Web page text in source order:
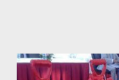
trong nước sẽ tăng